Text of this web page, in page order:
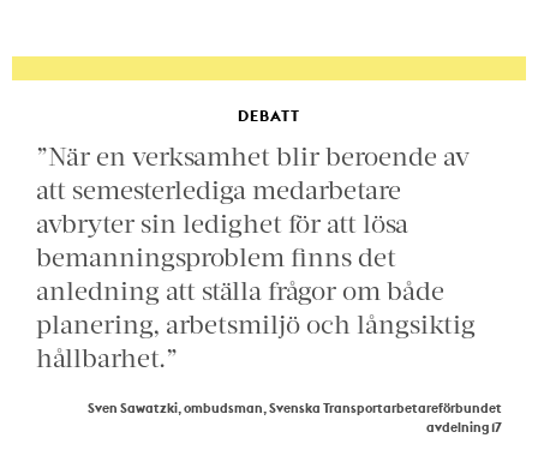
DEBATT
”När en verksamhet blir beroende av
att semesterlediga medarbetare
avbryter sin ledighet för att lösa
bemanningsproblem finns det
anledning att ställa frågor om både
planering, arbetsmiljö och långsiktig
hållbarhet.”
Sven Sawatzki, ombudsman, Svenska Transportarbetareförbundet
avdelning 17